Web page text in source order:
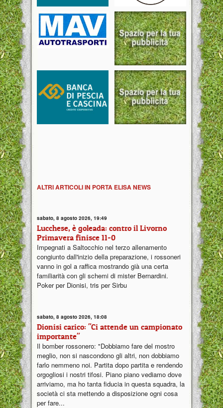
ALTRI ARTICOLI IN PORTA ELISA NEWS
sabato, 8 agosto 2026, 19:49
Lucchese, è goleada: contro il Livorno
Primavera finisce 11-0
Impegnati a Saltocchio nel terzo allenamento
congiunto dall'inizio della preparazione, i rossoneri
vanno in gol a raffica mostrando già una certa
familiarità con gli schemi di mister Bernardini.
Poker per Dionisi, tris per Sirbu
sabato, 8 agosto 2026, 18:08
Dionisi carico: "Ci attende un campionato
importante"
Il bomber rossonero: "Dobbiamo fare del mostro
meglio, non si nascondono gli altri, non dobbiamo
farlo nemmeno noi. Partita dopo partita e rendendo
orgogliosi i nostri tifosi. Piano piano vediamo dove
arriviamo, ma ho tanta fiducia in questa squadra, la
società ci sta mettendo a disposizione ogni cosa
per fare...